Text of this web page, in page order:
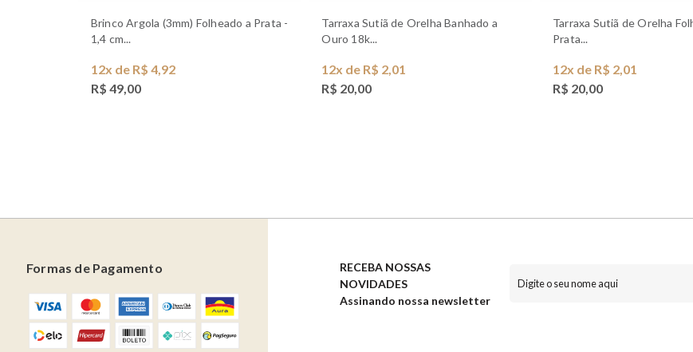
Brinco Argola (3mm) Folheado a Prata -
1,4 cm...
12x de R$ 4,92
R$ 49,00
Tarraxa Sutiã de Orelha Banhado a
Ouro 18k...
12x de R$ 2,01
R$ 20,00
Tarraxa Sutiã de Orelha Folheado a
Prata...
12x de R$ 2,01
R$ 20,00
Formas de Pagamento
RECEBA NOSSAS
NOVIDADES
Assinando nossa newsletter